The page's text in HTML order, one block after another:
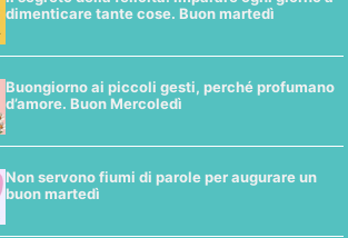
dimenticare tante cose. Buon martedì
Buongiorno ai piccoli gesti, perché profumano
d’amore. Buon Mercoledì
Non servono fiumi di parole per augurare un
buon martedì